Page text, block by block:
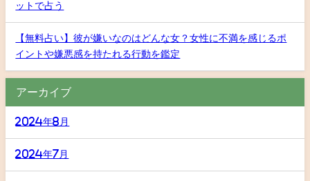
ットで占う
【無料占い】彼が嫌いなのはどんな女？女性に不満を感じるポ
イントや嫌悪感を持たれる行動を鑑定
アーカイブ
2024年8月
2024年7月